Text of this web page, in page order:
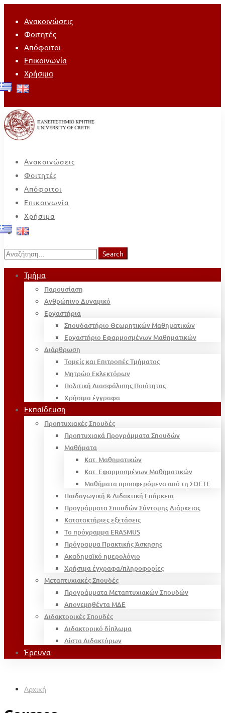
Ανακοινώσεις
Φοιτητές
Απόφοιτοι
Επικοινωνία
Χρήσιμα
Ανακοινώσεις
Φοιτητές
Απόφοιτοι
Επικοινωνία
Χρήσιμα
Search
for:
Search
Τμήμα
Παρουσίαση
Ανθρώπινο Δυναμικό
Εργαστήρια
Σπουδαστήριο Θεωρητικών Μαθηματικών
Εργαστήριο Εφαρμοσμένων Μαθηματικών
Διάρθρωση
Τομείς και Επιτροπές Τμήματος
Μητρώο Εκλεκτόρων
Πολιτική Διασφάλισης Ποιότητας
Χρήσιμα έγγραφα
Εκπαίδευση
Προπτυχιακές Σπουδές
Προπτυχιακά Προγράμματα Σπουδών
Μαθήματα
Κατ. Μαθηματικών
Κατ. Εφαρμοσμένων Μαθηματικών
Μαθήματα προσφερόμενα από τη ΣΘΕΤΕ
Παιδαγωγική & Διδακτική Επάρκεια
Προγράμματα Σπουδών Σύντομης Διάρκειας
Κατατακτήριες εξετάσεις
Το πρόγραμμα ERASMUS
Πρόγραμμα Πρακτικής Άσκησης
Ακαδημαϊκό ημερολόγιο
Χρήσιμα έγγραφα/πληροφορίες
Μεταπτυχιακές Σπουδές
Προγράμματα Μεταπτυχιακών Σπουδών
Απονεμηθέντα ΜΔΕ
Διδακτορικές Σπουδές
Διδακτορικό δίπλωμα
Λίστα Διδακτόρων
Έρευνα
Αρχική